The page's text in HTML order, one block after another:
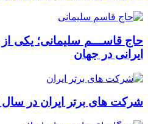
حاج قاســـم سلیمانی؛ یکی
ایرانی در جهان
شرکت های برتر ایران در سال 1399